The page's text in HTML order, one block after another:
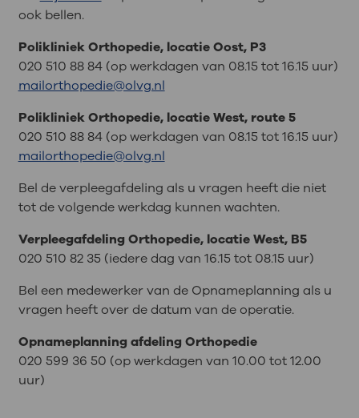
ook bellen.
Polikliniek Orthopedie, locatie Oost, P3
020 510 88 84 (op werkdagen van 08.15 tot 16.15 uur)
mailorthopedie@olvg.nl
Polikliniek Orthopedie, locatie West, route 5
020 510 88 84 (op werkdagen van 08.15 tot 16.15 uur)
mailorthopedie@olvg.nl
Bel de verpleegafdeling als u vragen heeft die niet
tot de volgende werkdag kunnen wachten.
Verpleegafdeling Orthopedie, locatie West, B5
020 510 82 35 (iedere dag van 16.15 tot 08.15 uur)
Bel een medewerker van de Opnameplanning als u
vragen heeft over de datum van de operatie.
Opnameplanning afdeling Orthopedie
020 599 36 50 (op werkdagen van 10.00 tot 12.00
uur)